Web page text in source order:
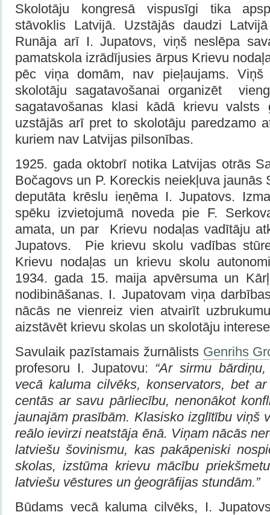
Skolotāju kongresā vispusīgi tika
stāvoklis Latvijā. Uzstājās daudzi
Runāja arī I. Jupatovs, viņš neslēpa
pamatskola izrādījusies ārpus Krievu
pēc viņa domām, nav pieļaujams. Viņš
skolotāju sagatavošanai organizēt
sagatavošanas klasi kādā krievu valsts
uzstājās arī pret to skolotāju paredzamo
kuriem nav Latvijas pilsonības.
1925. gada oktobrī notika Latvijas otrās
Bočagovs un P. Koreckis neiekļuva jaunās
deputāta krēslu ieņēma I. Jupatovs.
spēku izvietojumā noveda pie F.
amata, un par Krievu nodaļas vadītāju
Jupatovs. Pie krievu skolu vadības
Krievu nodaļas un krievu skolu
1934. gada 15. maija apvērsuma un
nodibināšanas. I. Jupatovam viņa
nācās ne vienreiz vien atvairīt
aizstāvēt krievu skolas un skolotāju
Savulaik pazīstamais žurnālists Genrihs
profesoru I. Jupatovu: “Ar sirmu
vecā kaluma cilvēks, konservators, bet
centās ar savu pārliecību, nenonākot
jaunajām prasībām. Klasisko izglītību viņš
reālo ievirzi neatstāja ēnā. Viņam nācās
latviešu šovinismu, kas pakāpeniski
skolas, izstūma krievu mācību
latviešu vēstures un ģeogrāfijas stundām.”
Būdams vecā kaluma cilvēks, I.